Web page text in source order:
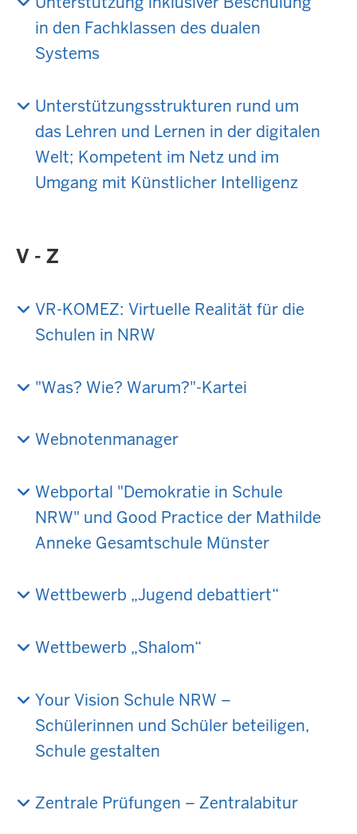
in den Fachklassen des dualen
Systems
Unterstützungsstrukturen rund um
das Lehren und Lernen in der digitalen
Welt; Kompetent im Netz und im
Umgang mit Künstlicher Intelligenz
V - Z
VR-KOMEZ: Virtuelle Realität für die
Schulen in NRW
"Was? Wie? Warum?"-Kartei
Webnotenmanager
Webportal "Demokratie in Schule
NRW" und Good Practice der Mathilde
Anneke Gesamtschule Münster
Wettbewerb „Jugend debattiert“
Wettbewerb „Shalom“
Your Vision Schule NRW –
Schülerinnen und Schüler beteiligen,
Schule gestalten
Zentrale Prüfungen – Zentralabitur